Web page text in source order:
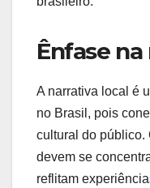
Ênfase
A narrativa local é
no Brasil, pois
cultural do público.
devem se
reflitam